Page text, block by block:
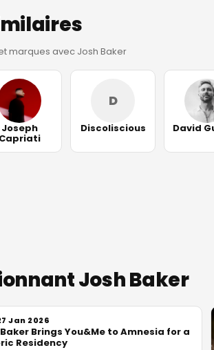
marques avec Josh Baker
Joseph
Capriati
D
Discoliscious David
Josh Baker
Jan 2026
Brings You&Me to Amnesia for a
Residency